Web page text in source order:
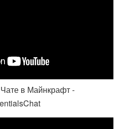
в Майнкрафт -